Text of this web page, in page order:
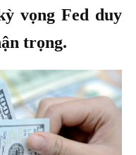
vọng Fed duy
trọng.